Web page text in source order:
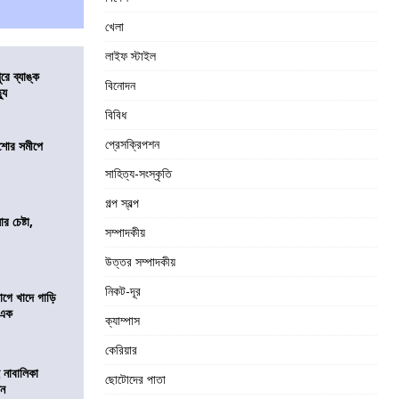
ব্যাঙ্ক
সমীপে
চেষ্টা,
খাদে গাড়ি
খেলা
লাইফ স্টাইল
বিনোদন
বিবিধ
প্রেসক্রিপশন
সাহিত্য-সংস্কৃতি
গল্প স্বল্প
সম্পাদকীয়
উত্তর সম্পাদকীয়
নিকট-দূর
ক্যাম্পাস
কেরিয়ার
ছোটোদের পাতা